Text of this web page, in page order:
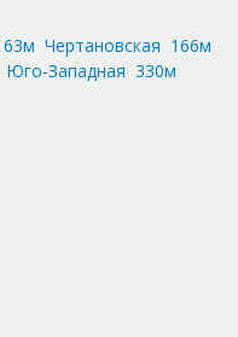
Чертановская 166м
Юго-Западная 330м